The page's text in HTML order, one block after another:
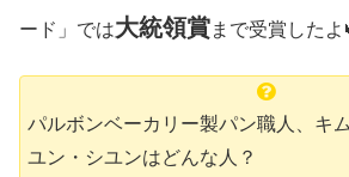
ード」では大統領賞まで受賞したよ
パルボンベーカリー製パン職人、キ
ユン・シユンはどんな人？